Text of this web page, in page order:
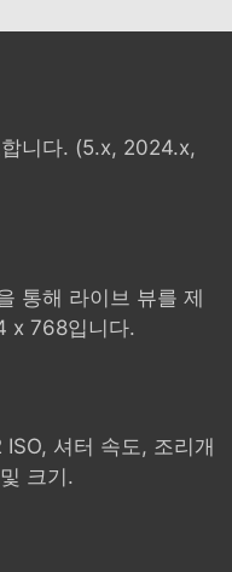
니다. (5.x, 2024.x,
통해 라이브 뷰를 제
x 768입니다.
ISO, 셔터 속도, 조리개
크기.